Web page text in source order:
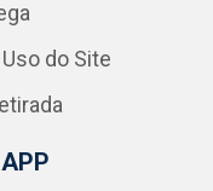
do Site